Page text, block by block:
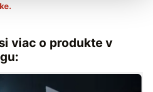
viac o produkte v